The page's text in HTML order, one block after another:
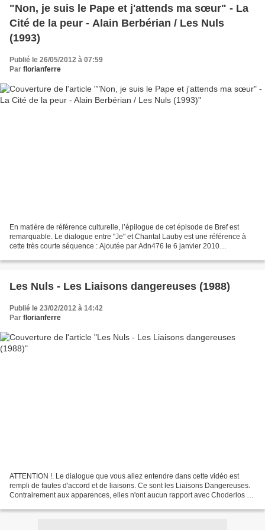
"Non, je suis le Pape et j'attends ma sœur" - La
Cité de la peur - Alain Berbérian / Les Nuls
(1993)
Publié le 26/05/2012 à 07:59
Par florianferre
En matière de référence culturelle, l’épilogue de cet épisode de Bref est
remarquable. Le dialogue entre "Je" et Chantal Lauby est une référence à
cette très courte séquence : Ajoutée par Adn476 le 6 janvier 2010
Les Nuls - Les Liaisons dangereuses (1988)
Publié le 23/02/2012 à 14:42
Par florianferre
ATTENTION !. Le dialogue que vous allez entendre dans cette vidéo est
rempli de fautes d'accord et de liaisons. Ce sont les Liaisons Dangereuses.
Contrairement aux apparences, elles n'ont aucun rapport avec Choderlos de